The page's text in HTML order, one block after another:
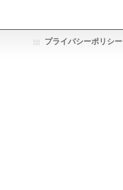
プライバシーポリシー